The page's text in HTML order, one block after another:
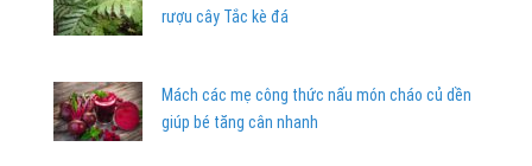
rượu cây Tắc kè đá
Mách các mẹ công thức nấu món cháo củ dền
giúp bé tăng cân nhanh